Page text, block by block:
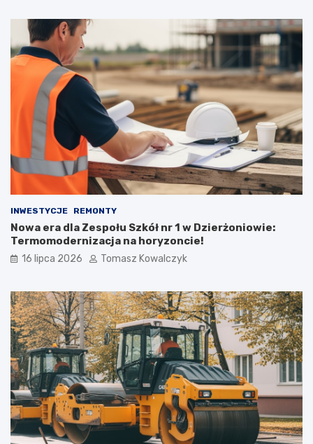
INWESTYCJE REMONTY
Nowa era dla Zespołu Szkół nr 1 w Dzierżoniowie:
Termomodernizacja na horyzoncie!
16 lipca 2026 Tomasz Kowalczyk